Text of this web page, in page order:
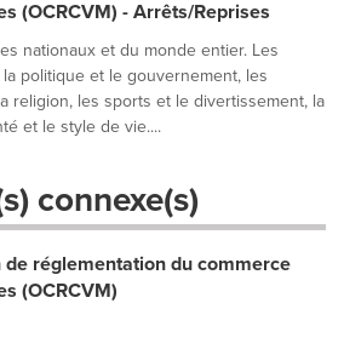
(OCRCVM) - Arrêts/Reprises
nationaux et du monde entier. Les
politique et le gouvernement, les
religion, les sports et le divertissement, la
et le style de vie....
connexe(s)
réglementation du commerce
(OCRCVM)